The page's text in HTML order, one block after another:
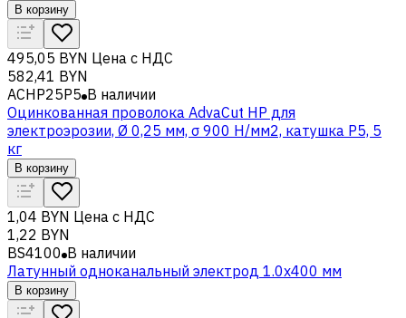
В корзину
495,05 BYN Цена с НДС
582,41 BYN
ACHP25P5 В наличии
Оцинкованная проволока AdvaCut HP для
электроэрозии, Ø 0,25 мм, σ 900 Н/мм2, катушка P5, 5
кг
В корзину
1,04 BYN Цена с НДС
1,22 BYN
BS4100 В наличии
Латунный одноканальный электрод 1.0x400 мм
В корзину